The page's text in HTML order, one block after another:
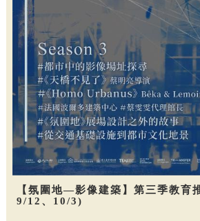
【氛圍地—影像建築】第三季教育
9/12、10/3)